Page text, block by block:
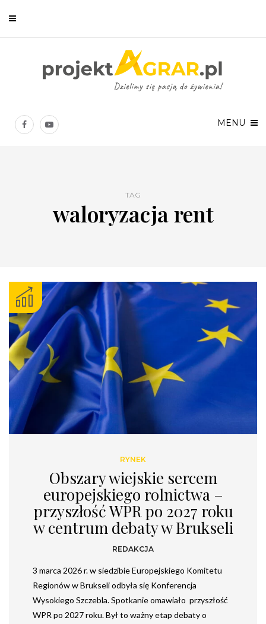
MENU
TAG
waloryzacja rent
RYNEK
Obszary wiejskie sercem
europejskiego rolnictwa –
przyszłość WPR po 2027 roku
w centrum debaty w Brukseli
REDAKCJA
3 marca 2026 r. w siedzibie Europejskiego Komitetu
Regionów w Brukseli odbyła się Konferencja
Wysokiego Szczebla. Spotkanie omawiało przyszłość
WPR po 2027 roku. Był to ważny etap debaty o
Chcesz być na bieżąco? Zostaw swój e-mail, a raz w tygodniu
prześlemy Ci nasze najlepsze artykuły!
Twoje dane osobowe będą przetwarzane zgodnie zPolityką prywatności